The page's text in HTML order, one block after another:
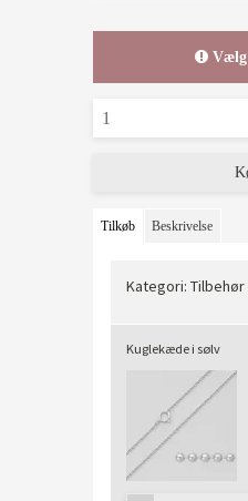
Vælg
Tilkøb Beskrivelse
Kategori: Tilbehør
Kuglekæde i sølv